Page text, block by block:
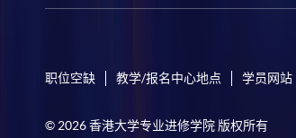
职位空缺 教学/报名中心地点 学员网站
© 2026 香港大学专业进修学院 版权所有